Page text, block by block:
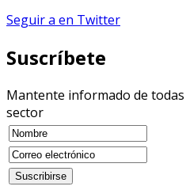
Seguir a en Twitter
Suscríbete
Mantente informado de
sector